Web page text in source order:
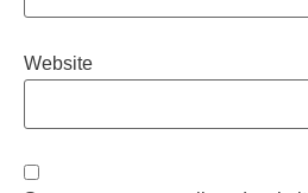
Website